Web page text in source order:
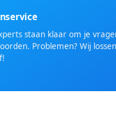
staan klaar om je
Problemen? Wij